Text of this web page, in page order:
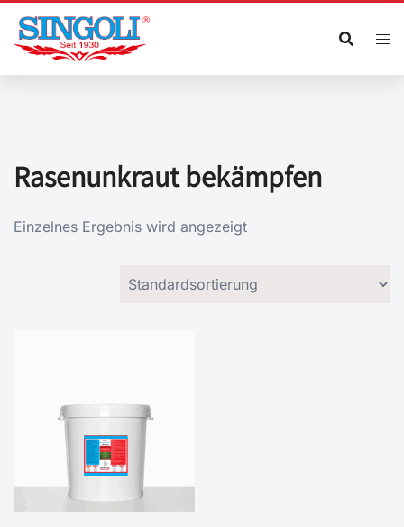
Zum
Inhalt
springen
Rasenunkraut bekämpfen
Einzelnes Ergebnis wird angezeigt